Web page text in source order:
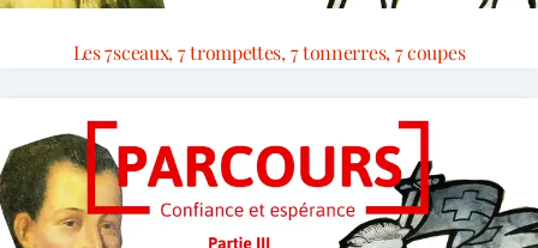
Les 7sceaux, 7 trompettes, 7 tonnerres, 7 coupes